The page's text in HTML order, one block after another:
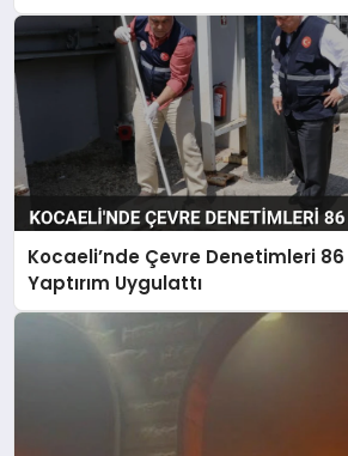
Kocaeli’nde Çevre Denetimleri
Yaptırım Uygulattı